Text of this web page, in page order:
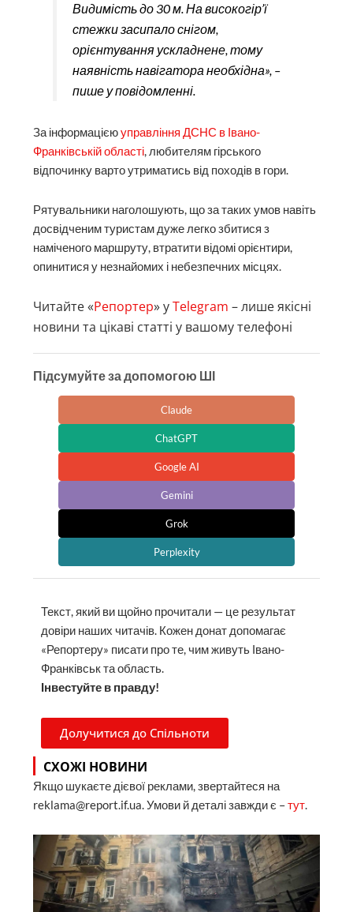
Видимість до 30 м. На високогір’ї
стежки засипало снігом,
орієнтування ускладнене, тому
наявність навігатора необхідна», –
пише у повідомленні.
За інформацієюуправління ДСНС в Івано-
Франківській області, любителям гірського
відпочинку варто утриматись від походів в гори.
Рятувальники наголошують, що за таких умов навіть
досвідченим туристам дуже легко збитися з
наміченого маршруту, втратити відомі орієнтири,
опинитися у незнайомих і небезпечних місцях.
Читайте «Репортер» уTelegram – лише якісні
новини та цікаві статті у вашому телефоні
Підсумуйте за допомогою ШІ
Claude
ChatGPT
Google AI
Gemini
Grok
Perplexity
Текст, який ви щойно прочитали — це результат
довіри наших читачів. Кожен донат допомагає
«Репортеру» писати про те, чим живуть Івано-
Франківськ та область.
Інвестуйте в правду!
Долучитися до Спільноти
СХОЖІ НОВИНИ
Якщо шукаєте дієвої реклами, звертайтеся на
reklama@report.if.ua. Умови й деталі завжди є –тут.